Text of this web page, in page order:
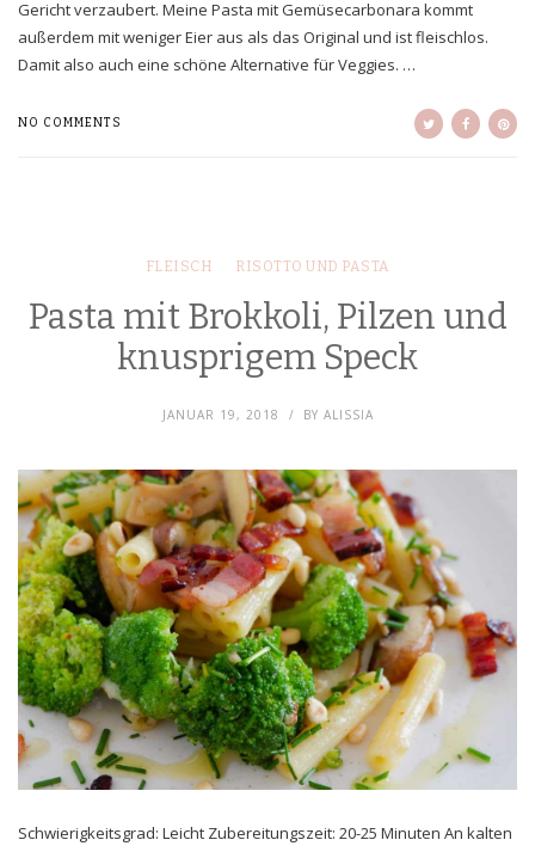
Gericht verzaubert. Meine Pasta mit Gemüsecarbonara kommt
außerdem mit weniger Eier aus als das Original und ist fleischlos.
Damit also auch eine schöne Alternative für Veggies. …
NO COMMENTS
FLEISCH RISOTTO UND PASTA
Pasta mit Brokkoli, Pilzen und
knusprigem Speck
JANUAR 19, 2018 BY ALISSIA
Schwierigkeitsgrad: Leicht Zubereitungszeit: 20-25 Minuten An kalten